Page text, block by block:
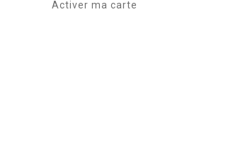
Activer ma carte